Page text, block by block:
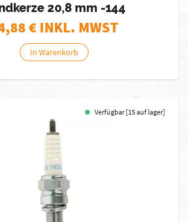
20,8 mm -144
€ INKL. MWST
In Warenkorb
Verfügbar [15 auf lager]